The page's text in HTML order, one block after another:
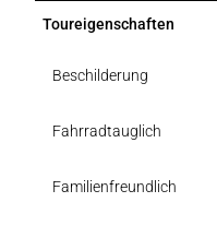
Toureigenschaften
Beschilderung
Fahrradtauglich
Familienfreundlich